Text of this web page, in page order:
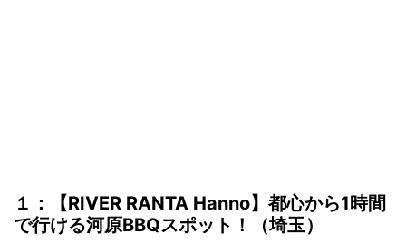
１：【RIVER RANTA Hanno】都心から1時間
で行ける河原BBQスポット！（埼玉）